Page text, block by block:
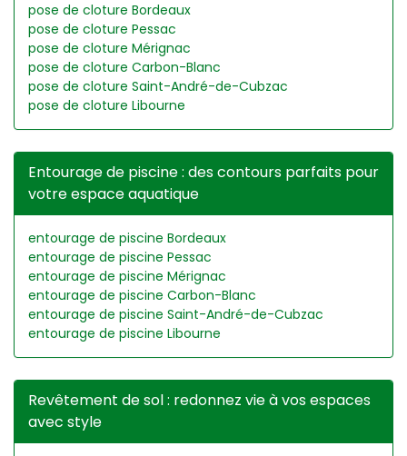
pose de cloture Bordeaux
pose de cloture Pessac
pose de cloture Mérignac
pose de cloture Carbon-Blanc
pose de cloture Saint-André-de-Cubzac
pose de cloture Libourne
Entourage de piscine : des contours parfaits pour
votre espace aquatique
entourage de piscine Bordeaux
entourage de piscine Pessac
entourage de piscine Mérignac
entourage de piscine Carbon-Blanc
entourage de piscine Saint-André-de-Cubzac
entourage de piscine Libourne
Revêtement de sol : redonnez vie à vos espaces
avec style